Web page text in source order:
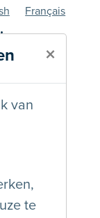
×
van
te
-
Français